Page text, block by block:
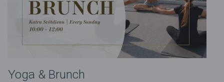
Yoga & Brunch